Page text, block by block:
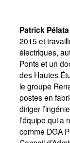
Patrick Pélata
2015 et
électriques,
Ponts et un
des Hautes
le groupe
postes en
diriger
l’équipe qui a
comme DGA